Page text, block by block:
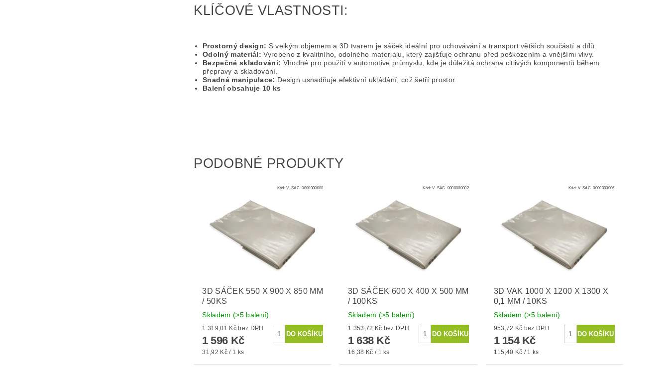
KLÍČOVÉ VLASTNOSTI:
Prostorný design: S velkým objemem a 3D tvarem je sáček ideální pro uchovávání a transport větších součástí a dílů.
Odolný materiál: Vyrobeno z kvalitního, odolného materiálu, který zajišťuje ochranu před poškozením a vnějšími vlivy.
Bezpečné skladování: Vhodné pro použití v automotive průmyslu, kde je důležitá ochrana citlivých komponentů během
přepravy a skladování.
Snadná manipulace: Design usnadňuje efektivní ukládání, což šetří prostor.
Balení obsahuje 10 ks
PODOBNÉ PRODUKTY
Kód:V_SAC_0000000008
3D SÁČEK 550 X 900 X 850 MM
/ 50KS
Skladem (>5 balení)
1 319,01 Kč bez DPH
1 596 Kč
31,92 Kč / 1 ks
Kód: V_SAC_0000000002
3D SÁČEK 600 X 400 X 500 MM
/ 100KS
Skladem (>5 balení)
1 353,72 Kč bez DPH
1 638 Kč
16,38 Kč / 1 ks
Kód: V_SAC_0000000006
3D VAK 1000 X 1200 X 1300 X
0,1 MM / 10KS
Skladem(>5 balení)
953,72 Kč bez DPH
1 154 Kč
115,40 Kč / 1 ks